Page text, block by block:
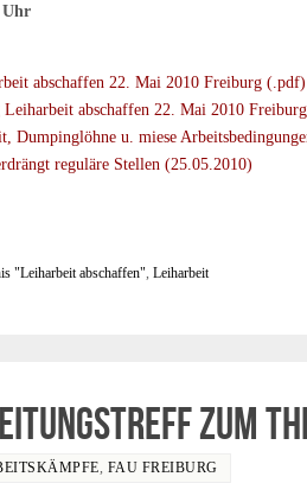
Uhr
abschaffen 22. Mai 2010 Freiburg (.pdf)
abschaffen 22. Mai 2010
Dumpinglöhne u. miese
reguläre Stellen (25.05.2010)
"Leiharbeit abschaffen", Leiharbeit
zum
FAU FREIBURG